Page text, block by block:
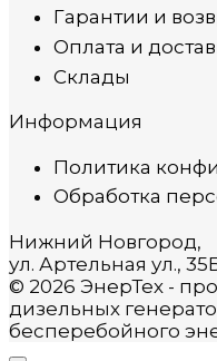
Гарантии и
Оплата и
Склады
Информация
Политика
Обработка
Нижний Новгород,
ул. Артельная ул.,
© 2026 ЭнерТех -
дизельных
бесперебойного